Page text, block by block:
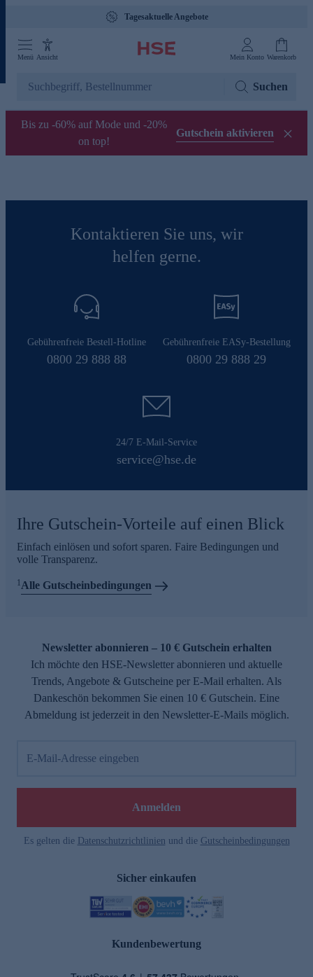
Tagesaktuelle Angebote
Menü Ansicht Mein Konto Warenkorb
Suchen
Bis zu -60% auf Mode und -20%
on top!
Gutschein aktivieren
Kontaktieren Sie uns, wir
helfen gerne.
Gebührenfreie Bestell-Hotline
0800 29 888 88
Gebührenfreie EASy-Bestellung
0800 29 888 29
24/7 E-Mail-Service
service@hse.de
Ihre Gutschein-Vorteile auf einen Blick
Einfach einlösen und sofort sparen. Faire Bedingungen und
volle Transparenz.
1Alle Gutscheinbedingungen
Newsletter abonnieren – 10 € Gutschein erhalten
Ich möchte den HSE-Newsletter abonnieren und aktuelle
Trends, Angebote & Gutscheine per E-Mail erhalten. Als
Dankeschön bekommen Sie einen 10 € Gutschein. Eine
Abmeldung ist jederzeit in den Newsletter-E-Mails möglich.
E-Mail-Adresse eingeben
Anmelden
Es gelten die Datenschutzrichtlinien und die Gutscheinbedingungen
Sicher einkaufen
Kundenbewertung